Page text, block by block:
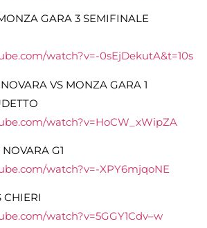
GARA 3 SEMIFINALE
watch?v=-0sEjDekutA&t=10s
VS MONZA GARA 1
watch?v=HoCW_xWipZA
G1
watch?v=-XPY6mjqoNE
CHIERI
watch?v=5GGY1Cdv–w